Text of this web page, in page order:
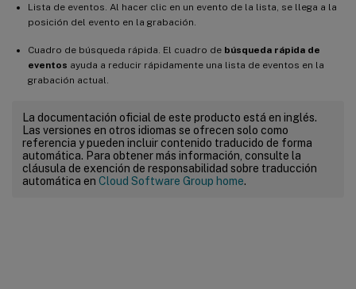
Lista de eventos. Al hacer clic en un evento de la lista, se llega a la
posición del evento en la grabación.
Cuadro de búsqueda rápida. El cuadro de búsqueda rápida de
eventos ayuda a reducir rápidamente una lista de eventos en la
grabación actual.
La documentación oficial de este producto está en inglés.
Las versiones en otros idiomas se ofrecen solo como
referencia y pueden incluir contenido traducido de forma
automática. Para obtener más información, consulte la
cláusula de exención de responsabilidad sobre traducción
automática en Cloud Software Group home.